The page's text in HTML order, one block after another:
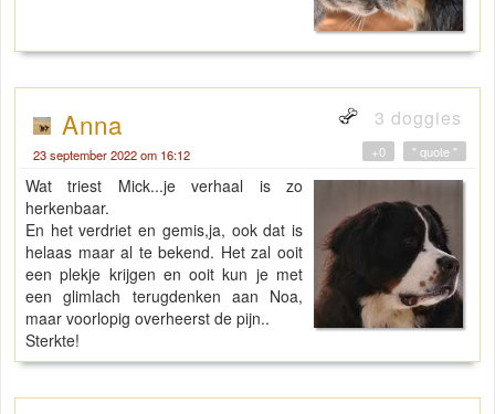
Anna 3 doggies
23 september 2022 om 16:12 " quote "
+0
Wat triest Mick...je verhaal is zo
herkenbaar.
En het verdriet en gemis,ja, ook dat is
helaas maar al te bekend. Het zal ooit
een plekje krijgen en ooit kun je met
een glimlach terugdenken aan Noa,
maar voorlopig overheerst de pijn..
Sterkte!